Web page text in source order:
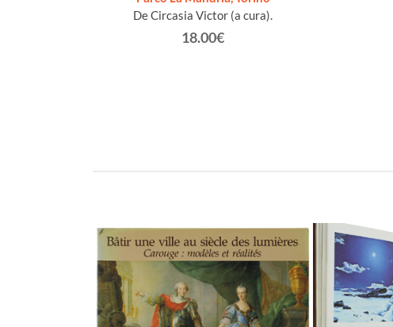
De Circasia Victor (a cura).
18.00€